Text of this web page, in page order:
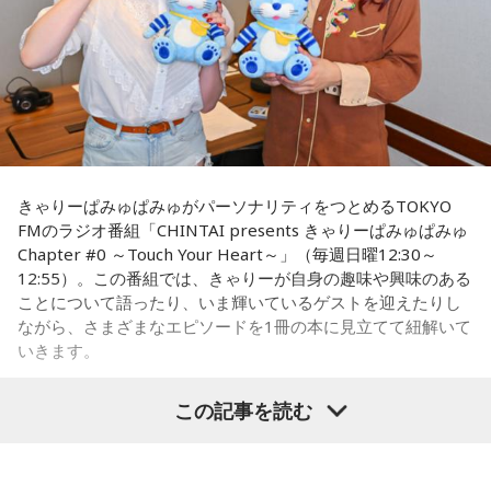
いた人が分かりますが、列車の乗客は、たまたま乗り合わせ
た人ばかりで、調査は困難を極めたんですね。
そこで、齊藤さんをはじめ本の編集委員の皆さんは、新聞や
テレビなどの協力を得て、ときには、新聞に「尋ね人」の広
告も出しながら、列車に乗っていた人を探しました。まだ新
のご遺族も多く、次から次へと名乗り出ていらして、およそ8
割の亡くなった方のお名前が判明しました。
いのはな慰霊碑
合わせて、地元の皆さんからもこの悲惨な銃撃を語り継いで
ようになりました。1992年には、地元のロータリークラブの
だから、ちゃんと暑さ対策グッズをいろいろ持って行ったほ
うがいいよ！ ハンディファンとか、タオルとか、持っていく
んだよ！ 熱中症になっちゃうからね。
当たったら神宮公演も観に来てくれるみたいだけど、神宮も
暑いからね（笑）。恋人と2人で観に来てくれたのに、暑くて
汗をかいて「前髪がなくなっちゃった……」ってなっちゃうか
前タオルと一緒に汗拭き用のタオルも持ってきて（笑）。
「当たったら」だもんね、来てくれたらいいな……当たれ
（笑）！ だって、2人で来てほしいもん。もしディズニーに
行けて、ライブにも行けたときはまた教えてね！ 当たります
ように♡
※放送エリア外の方は、プレミアム会員の登録でご利用いた
きゃりーぱみゅぱみゅがパーソナリティをつとめるTOKYO
FMのラジオ番組「CHINTAI presents きゃりーぱみゅぱみゅ
Chapter #0 ～Touch Your Heart～」（毎週日曜12:30～
12:55）。この番組では、きゃりーが自身の趣味や興味のある
ことについて語ったり、いま輝いているゲストを迎えたりし
ながら、さまざまなエピソードを1冊の本に見立てて紐解いて
いきます。
8月2日（日）放送のゲストは、「ハグレモノをツワモノに」
を企業理念に掲げる株式会社yutori 代表取締役社長の片石貴
この記事を読む